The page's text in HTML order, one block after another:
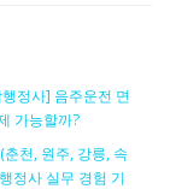
행정사] 음주운전 면
가능할까?
춘천, 원주, 강릉, 속
정사 실무 경험 기